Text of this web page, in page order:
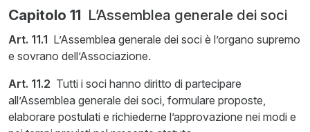
Capitolo 11 L’Assemblea generale dei soci
Art. 11.1 L’Assemblea generale dei soci è l’organo supremo
e sovrano dell’Associazione.
Art. 11.2 Tutti i soci hanno diritto di partecipare
all’Assemblea generale dei soci, formulare proposte,
elaborare postulati e richiederne l’approvazione nei modi e